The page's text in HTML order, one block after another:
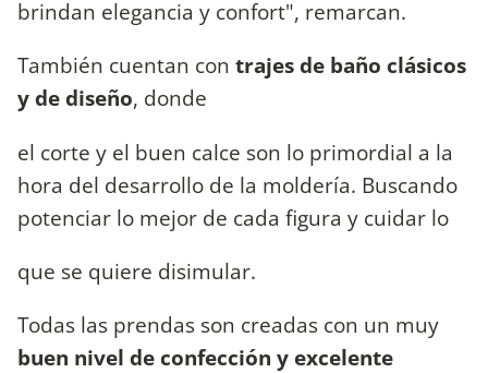
brindan elegancia y confort", remarcan.
También cuentan con trajes de baño clásicos
y de diseño, donde
el corte y el buen calce son lo primordial a la
hora del desarrollo de la moldería. Buscando
potenciar lo mejor de cada figura y cuidar lo
que se quiere disimular.
Todas las prendas son creadas con un muy
buen nivel de confección y excelente